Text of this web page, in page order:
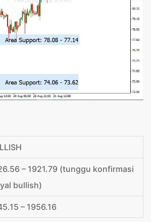
– 1921.79 (tunggu konfirmasi
bullish)
– 1956.16